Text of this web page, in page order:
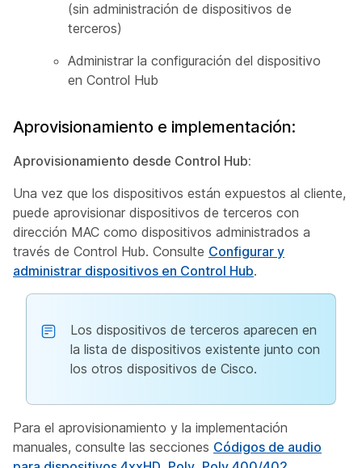
(sin administración de dispositivos de
terceros)
Administrar la configuración del dispositivo
en Control Hub
Aprovisionamiento e implementación:
Aprovisionamiento desde Control Hub:
Una vez que los dispositivos están expuestos al cliente,
puede aprovisionar dispositivos de terceros con
dirección MAC como dispositivos administrados a
través de Control Hub. Consulte Configurar y
administrar dispositivos en Control Hub.
Los dispositivos de terceros aparecen en
la lista de dispositivos existente junto con
los otros dispositivos de Cisco.
Para el aprovisionamiento y la implementación
manuales, consulte las secciones Códigos de audio